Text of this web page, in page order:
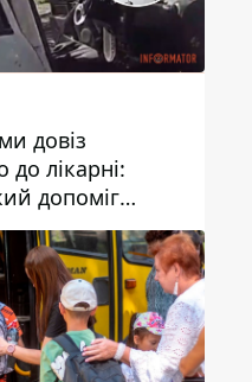
довіз
до лікарні:
допоміг
після атаки
район